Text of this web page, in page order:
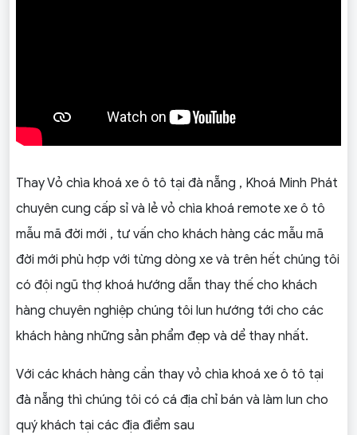
Thay Vỏ chìa khoá xe ô tô tại đà nẵng , Khoá Minh Phát
chuyên cung cấp sỉ và lẻ vỏ chìa khoá remote xe ô tô
mẫu mã đời mới , tư vấn cho khách hàng các mẫu mã
đời mới phù hợp với từng dòng xe và trên hết chúng tôi
có đội ngũ thợ khoá hướng dẫn thay thế cho khách
hàng chuyên nghiệp chúng tôi lun hướng tới cho các
khách hàng những sản phẩm đẹp và dể thay nhất.
Với các khách hàng cần thay vỏ chìa khoá xe ô tô tại
đà nẵng thì chúng tôi có cá địa chỉ bán và làm lun cho
quý khách tại các địa điểm sau